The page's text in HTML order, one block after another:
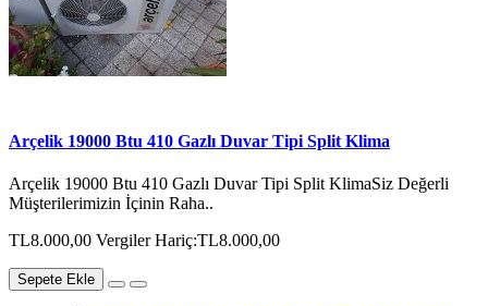
Arçelik 19000 Btu 410 Gazlı Duvar Tipi Split Klima
Arçelik 19000 Btu 410 Gazlı Duvar Tipi Split KlimaSiz Değerli
Müşterilerimizin İçinin Raha..
TL8.000,00 Vergiler Hariç:TL8.000,00
Sepete Ekle